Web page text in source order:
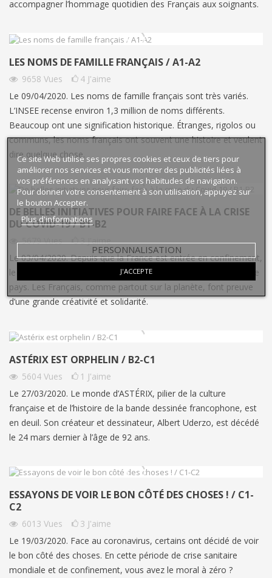
accompagner l’hommage quotidien des Français aux soignants.
LES NOMS DE FAMILLE FRANÇAIS / A1-A2
9658 Vues 4 J'aime
Le 09/04/2020. Les noms de famille français sont très variés.
L’INSEE recense environ 1,3 million de noms différents.
Beaucoup ont une signification historique. Étranges, rigolos ou
communs, les noms français ont souvent une histoire et veulent
dire quelque chose.
DE BELLES INITIATIVES POUR FAIRE FACE À LA CRISE
DU COVID-19 / B1-B2
5679Vues 3 J'aime
Le 03/04/2020. Depuis que la France est entrée en confinement,
le 17 mars dernier, de belles initiatives ont vu le jour à travers le
pays. Les Français, comme partout sur la planète, font preuve
d’une grande créativité et solidarité.
ASTÉRIX EST ORPHELIN / B2-C1
5604 Vues 1 J'aime
Le 27/03/2020. Le monde d’ASTÉRIX, pilier de la culture
française et de l’histoire de la bande dessinée francophone, est
en deuil. Son créateur et dessinateur, Albert Uderzo, est décédé
le 24 mars dernier à l’âge de 92 ans.
ESSAYONS DE VOIR LE BON CÔTÉ DES CHOSES ! / C1-
C2
6013 Vues 3 J'aime
Le 19/03/2020. Face au coronavirus, certains ont décidé de voir
le bon côté des choses. En cette période de crise sanitaire
mondiale et de confinement, vous avez le moral à zéro ?
Ce site Web utilise ses propres cookies et ceux de tiers pour
améliorer nos services et vous montrer des publicités liées à
vos préférences en analysant vos habitudes de navigation.
Pour donner votre consentement à son utilisation, appuyez sur
le bouton Accepter.
Plus d'informations
PERSONNALISATION
J'ACCEPTE